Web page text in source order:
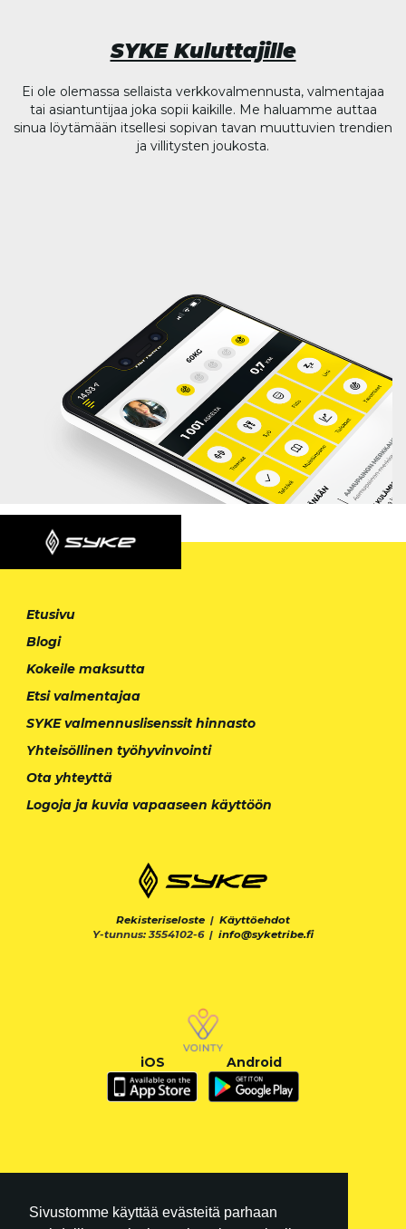
Sivustomme käyttää evästeitä parhaan
SYKE Kuluttajille
Ei ole olemassa sellaista verkkovalmennusta, valmentajaa
tai asiantuntijaa joka sopii kaikille. Me haluamme auttaa
sinua löytämään itsellesi sopivan tavan muuttuvien trendien
ja villitysten joukosta.
Etusivu
Blogi
Kokeile maksutta
Etsi valmentajaa
SYKE valmennuslisenssit hinnasto
Yhteisöllinen työhyvinvointi
Ota yhteyttä
Logoja ja kuvia vapaaseen käyttöön
Rekisteriseloste | Käyttöehdot
Y-tunnus: 3554102-6 | info@syketribe.fi
iOS Android